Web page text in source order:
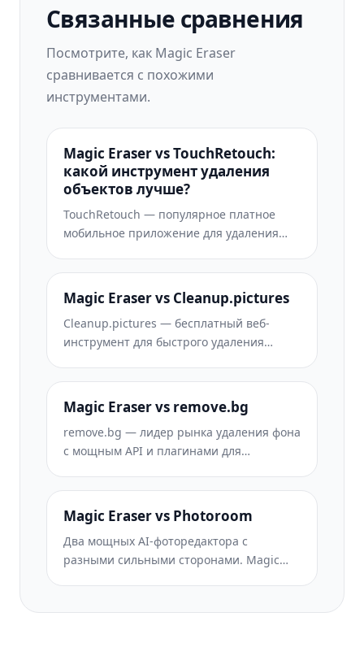
Связанные сравнения
Посмотрите, как Magic Eraser
сравнивается с похожими
инструментами.
Magic Eraser vs TouchRetouch:
какой инструмент удаления
объектов лучше?
TouchRetouch — популярное платное
мобильное приложение для удаления
предлагает бесплатное AI-
редактирование на любом устройстве
без установки. Сравните функции, цены
и удобство использования.
Magic Eraser vs Cleanup.pictures
Cleanup.pictures — бесплатный веб-
инструмент для быстрого удаления
инструментов ИИ-редактирования,
мобильные приложения и продвинутую
обработку. Сравните оба решения.
Magic Eraser vs remove.bg
remove.bg — лидер рынка удаления фона
с мощным API и плагинами для
предлагает восемь ИИ-инструментов —
от удаления объектов и генеративной
заливки до ИИ-улучшения и дизайна —
всё в одном редакторе.
Magic Eraser vs Photoroom
Два мощных AI-фоторедактора с
разными сильными сторонами. Magic
Photoroom отлично подходит для